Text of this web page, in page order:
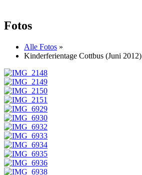
Fotos
Alle Fotos »
Kinderferientage Cottbus (Juni 2012)